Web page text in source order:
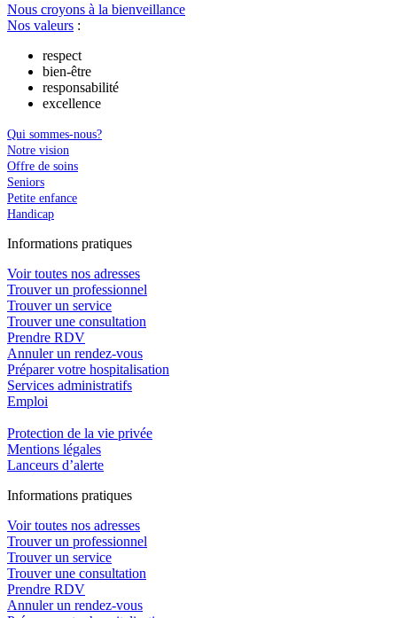
Nous croyons à la bienveillance
Nos valeurs :
respect
bien-être
responsabilité
excellence
Qui sommes-nous?
Notre vision
Offre de soins
Seniors
Petite enfance
Handicap
Informations pratiques
Voir toutes nos adresses
Trouver un professionnel
Trouver un service
Trouver une consultation
Prendre RDV
Annuler un rendez-vous
Préparer votre hospitalisation
Services administratifs
Emploi​
Protection de la vie privée
Mentions légales
Lanceurs d’alerte
Informations pratiques
Voir toutes nos adresses
Trouver un professionnel
Trouver un service
Trouver une consultation
Prendre RDV
Annuler un rendez-vous